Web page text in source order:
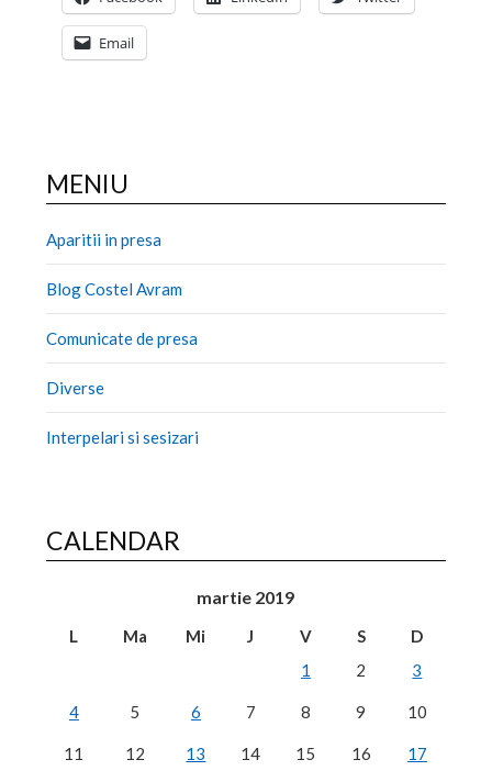
Email
MENIU
Aparitii in presa
Blog Costel Avram
Comunicate de presa
Diverse
Interpelari si sesizari
CALENDAR
martie 2019
L Ma Mi J V S
D
1
2 3
4 5 6 7 8 9 10
11 12 13 14 15 16 17